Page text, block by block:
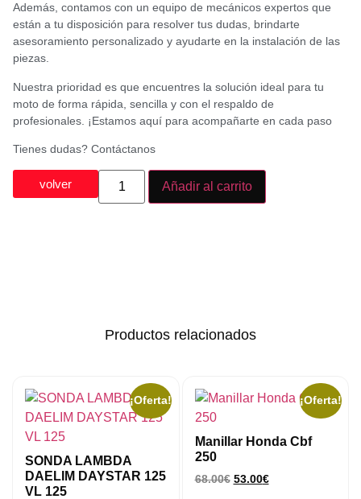
Además, contamos con un equipo de mecánicos expertos que
están a tu disposición para resolver tus dudas, brindarte
asesoramiento personalizado y ayudarte en la instalación de las
piezas.
Nuestra prioridad es que encuentres la solución ideal para tu
moto de forma rápida, sencilla y con el respaldo de
profesionales. ¡Estamos aquí para acompañarte en cada paso
Tienes dudas? Contáctanos
volver Añadir al carrito
Productos relacionados
¡Oferta!
SONDA LAMBDA
DAELIM DAYSTAR 125
VL 125
¡Oferta!
Manillar Honda Cbf
250
68.00€ 53.00€